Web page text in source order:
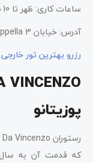
ساعات کاری: ظهر تا 10 شب
آدرس: خیابان Piazza Cappella 3
رزرو بهترین تور خارجی
پوزیتانو